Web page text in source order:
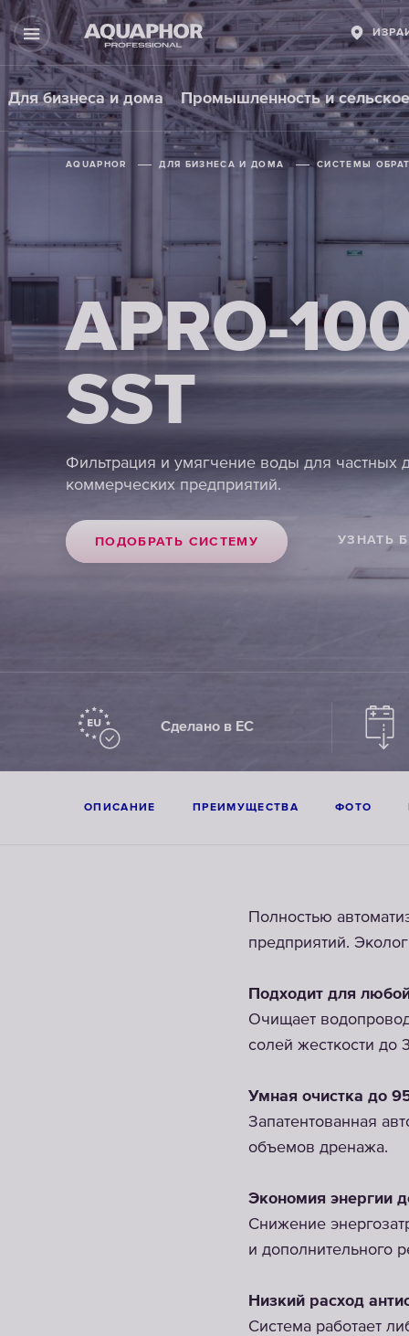
Для бизнеса и дома Промышленность и сельское
AQUAPHOR ДЛЯ БИЗНЕСА И ДОМА СИСТЕМЫ
APRO-
SST
Фильтрация и умягчение воды для частных
коммерческих предприятий.
ПОДОБРАТЬ СИСТЕМУ УЗНАТЬ
Сделано в ЕС
ОПИСАНИЕ ПРЕИМУЩЕСТВА ФОТО
Полностью
предприятий.
Подходит для
Очищает
солей жесткости до
Умная очистка до
Запатентованная
объемов дренажа.
Экономия энергии
Снижение
и дополнительного
Низкий расход
Система работает